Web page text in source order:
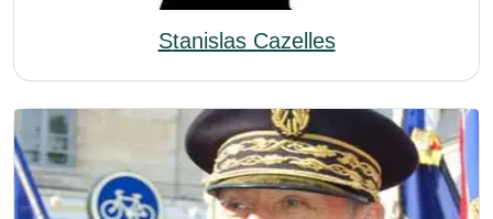
Stanislas Cazelles